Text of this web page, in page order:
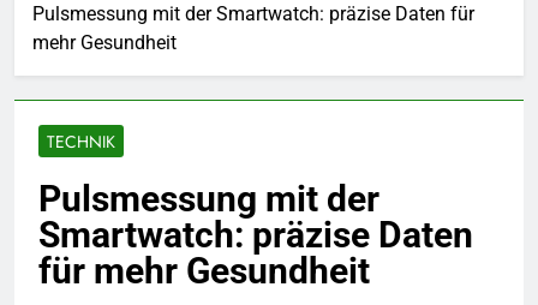
Pulsmessung mit der Smartwatch: präzise Daten für
mehr Gesundheit
TECHNIK
Pulsmessung mit der
Smartwatch: präzise Daten
für mehr Gesundheit